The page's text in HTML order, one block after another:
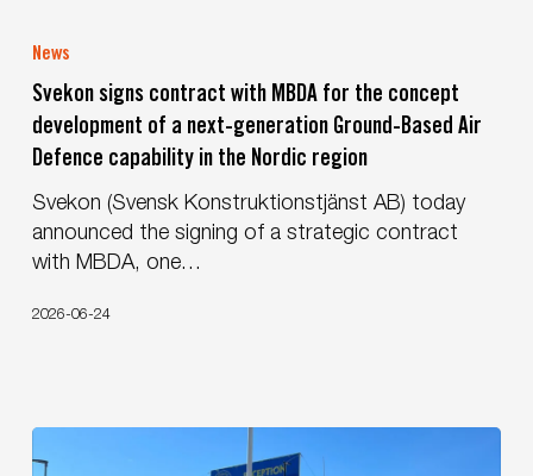
signs
with
MBDA
for
the
development
a
Based
Air
News
Svekon signs contract with MBDA for the concept
development of a next-generation Ground-Based Air
Defence capability in the Nordic region
Svekon (Svensk Konstruktionstjänst AB) today
announced the signing of a strategic contract
with MBDA, one…
2026-06-24